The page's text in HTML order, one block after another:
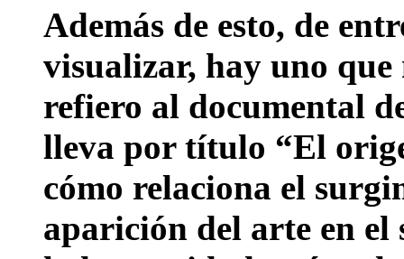
Además de esto, de
visualizar, hay uno que
refiero al documental
lleva por título “El
cómo relaciona el
aparición del arte en el